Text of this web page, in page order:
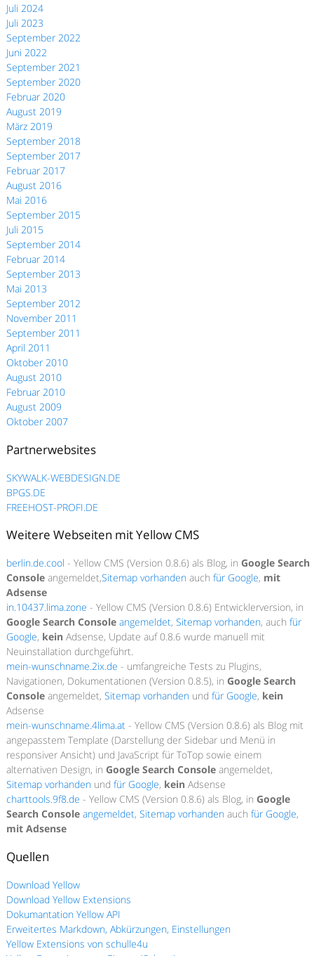
Juli 2024
Juli 2023
September 2022
Juni 2022
September 2021
September 2020
Februar 2020
August 2019
März 2019
September 2018
September 2017
Februar 2017
August 2016
Mai 2016
September 2015
Juli 2015
September 2014
Februar 2014
September 2013
Mai 2013
September 2012
November 2011
September 2011
April 2011
Oktober 2010
August 2010
Februar 2010
August 2009
Oktober 2007
Partnerwebsites
SKYWALK-WEBDESIGN.DE
BPGS.DE
FREEHOST-PROFI.DE
Weitere Webseiten mit Yellow CMS
berlin.de.cool - Yellow CMS (Version 0.8.6) als Blog, in Google Search
Console angemeldet,Sitemap vorhanden auchfür Google, mit
Adsense
in.10437.lima.zone - Yellow CMS (Version 0.8.6) Entwicklerversion, in
Google Search Console angemeldet,Sitemap vorhanden, auchfür
Google, kein Adsense, Update auf 0.8.6 wurde manuell mit
Neuinstallation durchgeführt.
mein-wunschname.2ix.de - umfangreiche Tests zu Plugins,
Navigationen, Dokumentationen (Version 0.8.5), in Google Search
Console angemeldet,Sitemap vorhanden undfür Google, kein
Adsense
mein-wunschname.4lima.at - Yellow CMS (Version 0.8.6) als Blog mit
angepasstem Template (Darstellung der Sidebar und Menü in
responsiver Ansicht) und JavaScript für ToTop sowie einem
alternativen Design, in Google Search Console angemeldet,
Sitemap vorhanden undfür Google, kein Adsense
charttools.9f8.de - Yellow CMS (Version 0.8.6) als Blog, in Google
Search Console angemeldet,Sitemap vorhanden auchfür Google,
mit Adsense
Quellen
Download Yellow
Download Yellow Extensions
Dokumantation Yellow API
Erweitertes Markdown, Abkürzungen, Einstellungen
Yellow Extensions von schulle4u